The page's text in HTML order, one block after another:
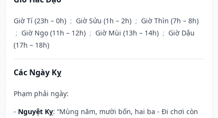
Giờ Tí (23h – 0h) ; Giờ Sửu (1h – 2h) ; Giờ Thìn (7h – 8h)
; Giờ Ngọ (11h – 12h) ; Giờ Mùi (13h – 14h) ; Giờ Dậu
(17h – 18h)
Các Ngày Kỵ
Phạm phải ngày:
- Nguyệt Kỵ: “Mùng năm, mười bốn, hai ba - Đi chơi còn